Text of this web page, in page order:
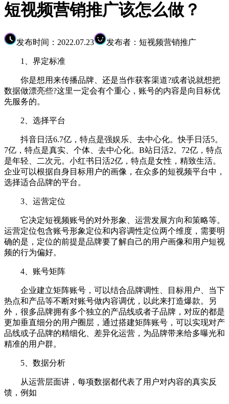
短视频营销推广该怎么做？
发布时间：2022.07.23 发布者：短视频营销推广
1、界定标准
你是想用来传播品牌、还是当作获客渠道?或者说就想把
数据做漂亮些?这里一定会有个重心，账号的内容是向目标优
先服务的。
2、选择平台
抖音日活6.7亿，特点是强娱乐、去中心化。快手日活5。
7亿，特点是真实、个体、去中心化。B站日活2。72亿，特点
是年轻、二次元。小红书日活2亿，特点是女性，精致生活。
企业可以根据自身目标用户的画像，在众多的短视频平台中，
选择适合品牌的平台。
3、运营定位
它决定短视频账号的对外形象、运营发展方向和策略等。
运营定位包含账号形象定位和内容调性定位两个维度，需要明
确的是，定位的前提是品牌要了解自己的用户画像和用户短视
频的行为偏好。
4、账号矩阵
企业建立矩阵账号，可以结合品牌调性、目标用户、当下
热点和产品等不断对账号做内容调优，以此来打造爆款。另
外，很多品牌拥有多个独立的产品线或者子品牌，对应的都是
更加垂直细分的用户圈层，通过搭建矩阵账号，可以实现对产
品线或子品牌的精细化、差异化运营，为品牌带来给多曝光和
精准的用户群。
5、数据分析
从运营层面讲，每项数据都代表了用户对内容的真实反
馈，例如